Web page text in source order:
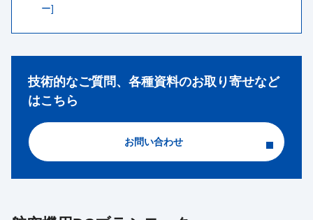
ー]
技術的なご質問、各種資料のお取り寄せなど
はこちら
お問い合わせ